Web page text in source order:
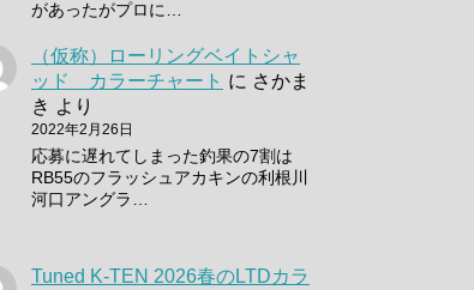
があったがプロに…
（仮称）ローリングベイトシャ
ッド カラーチャート に さかま
き より
2022年2月26日
応募に遅れてしまった釣果の7割は
RB55のフラッシュアカキンの利根川
河口アングラ…
Tuned K-TEN 2026春のLTDカラ